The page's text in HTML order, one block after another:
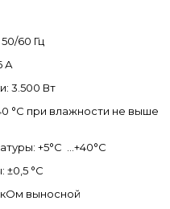
60 Гц
А
3.500 Вт
°С при влажности не выше
+5°С …+40°С
±0,5 °С
выносной